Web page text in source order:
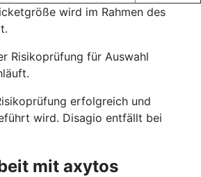
wird im Rahmen des
Risikoprüfung für Auswahl
erfolgreich und
wird. Disagio entfällt bei
mit axytos